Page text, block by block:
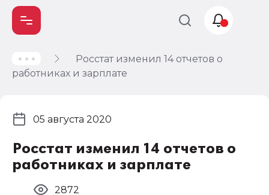
Росстат изменил 14 отчетов о
работниках и зарплате
Росстат изменил 14 отчетов о
работниках и зарплате
05 августа 2020
2872
Учет и
налогообложение